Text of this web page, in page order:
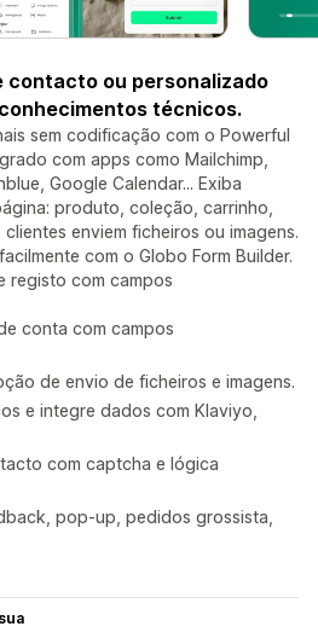
contacto ou personalizado
técnicos.
sem codificação com o Powerful
com apps como Mailchimp,
Google Calendar... Exiba
produto, coleção, carrinho,
enviem ficheiros ou imagens.
com o Globo Form Builder.
registo com campos
conta com campos
de envio de ficheiros e imagens.
e integre dados com Klaviyo,
com captcha e lógica
pop-up, pedidos grossista,